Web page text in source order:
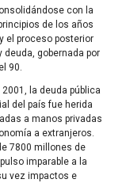
con la
de los años
el proceso posterior
gobernada por
90.
la deuda pública
del país fue herida
a manos privadas
a extranjeros.
7800 millones de
imparable a la
vez impactos e